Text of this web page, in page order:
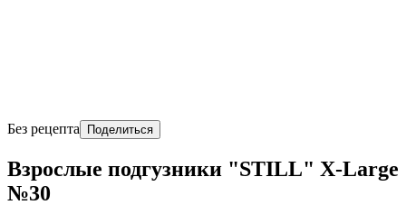
Без рецепта Поделиться
Взрослые подгузники "STILL" X-Large
№30